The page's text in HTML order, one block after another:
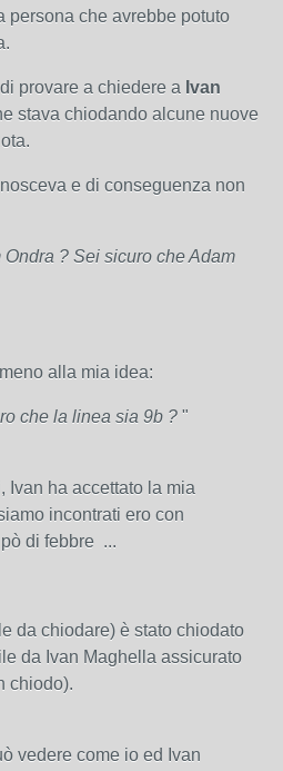
persona che avrebbe potuto
provare a chiedere a Ivan
stava chiodando alcune nuove
e di conseguenza non
? Sei sicuro che Adam
alla mia idea:
che la linea sia 9b ? "
Ivan ha accettato la mia
incontrati ero con
di febbre ...
da chiodare) è stato chiodato
da Ivan Maghella assicurato
chiodo).
vedere come io ed Ivan